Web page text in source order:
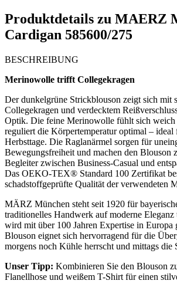
Produktdetails zu MAERZ
Cardigan 585600/275
BESCHREIBUNG
Merinowolle trifft Collegekragen
Der dunkelgrüne Strickblouson zeigt sich mit
Collegekragen und verdecktem
Optik. Die feine Merinowolle fühlt sich weich
reguliert die Körpertemperatur optimal – ideal
Herbsttage. Die Raglanärmel sorgen für
Bewegungsfreiheit und machen den Blouson
Begleiter zwischen Business-Casual und
Das OEKO-TEX® Standard 100 Zertifikat
schadstoffgeprüfte Qualität der verwendeten
MÄRZ München steht seit 1920 für
traditionelles Handwerk auf moderne
wird mit über 100 Jahren Expertise in Europa
Blouson eignet sich hervorragend für die
morgens noch Kühle herrscht und mittags die
Unser Tipp: Kombinieren Sie den Blouson
Flanellhose und weißem T-Shirt für einen